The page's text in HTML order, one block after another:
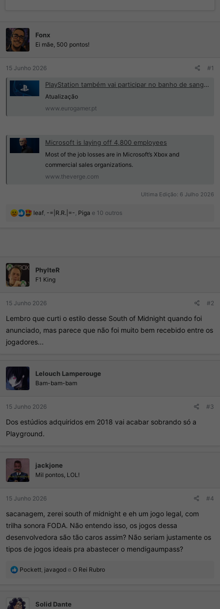
i
a
d
r
o
t
o
e
I
í
o
Fonx
Ei mãe, 500 pontos!
15 Junho 2026 #1
PlayStation também vai participar no banho de sangue
Atualização
www.eurogamer.pt
Microsoft is laying off 4,800 employees
Most of the job losses are in Microsoft’s Xbox and
commercial sales organizations.
www.theverge.com
Ultima Edição: 6 Julho 2026
R
leaf, -=|R.R.|=-, Piga e 10 outros
PhylteR
F1 King
15 Junho 2026 #2
Lembro que curti o estilo desse South of Midnight quando foi
anunciado, mas parece que não foi muito bem recebido entre os
jogadores...
Lelouch Lamperouge
Bam-bam-bam
15 Junho 2026 #3
Dos estúdios adquiridos em 2018 vai acabar sobrando só a
Playground.
jackjone
Mil pontos, LOL!
15 Junho 2026 #4
sacanagem, zerei south of midnight e eh um jogo legal, com
trilha sonora FODA. Não entendo isso, os jogos dessa
desenvolvedora são tão caros assim? Não seriam justamente os
tipos de jogos ideais pra abastecer o mendigaumpass?
R
õ
Pockett, javagod e O Rei Rubro
Solid Dante